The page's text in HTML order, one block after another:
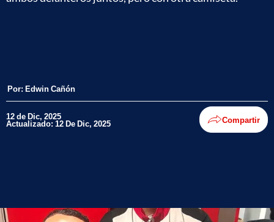
Por: Edwin Cañón
12 de Dic, 2025
Actualizado: 12 De Dic, 2025 Compartir